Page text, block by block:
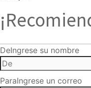
DeIngrese su nombre
ParaIngrese un correo